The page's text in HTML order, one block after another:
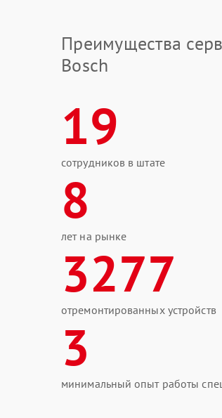
Преимущества
Bosch
19
сотрудников в штате
8
лет на рынке
3277
отремонтированных устройств
3
минимальный опыт работы